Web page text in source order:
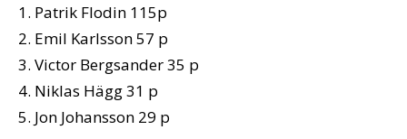
1. Patrik Flodin 115p
2. Emil Karlsson 57 p
3. Victor Bergsander 35 p
4. Niklas Hägg 31 p
5. Jon Johansson 29 p